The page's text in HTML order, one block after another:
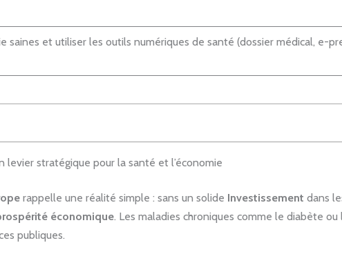
saines et utiliser les outils numériques de santé (dossier médical, e-
levier stratégique pour la santé et l’économie
rappelle une réalité simple : sans un solide Investissement dans
économique. Les maladies chroniques comme le diabète
publiques.